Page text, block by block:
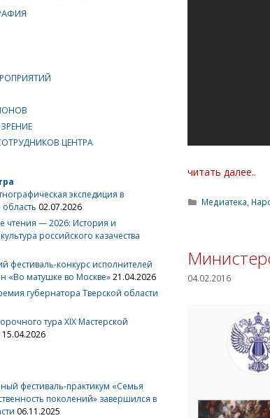
читать далее..
Рубрики
Медиатека,
04.02.2016
ЦЕНТРА
экспедиция в
02.07.2026
чтения — 2026: История и
российского казачества
фестиваль-конкурс исполнителей
«Во матушке во Москве»21.04.2026
губернатора Тверской области
тура XIX Мастерской
15.04.2026
фестиваль-практикум «Семья
поколений» завершился в
06.11.2025